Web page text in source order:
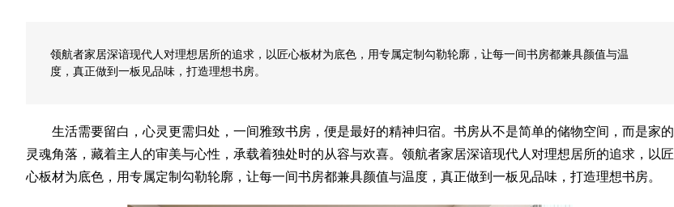
领航者家居深谙现代人对理想居所的追求，以匠心板材为底色，用专属定制勾勒轮廓，让每一间书房都兼具颜值与温
度，真正做到一板见品味，打造理想书房。
生活需要留白，心灵更需归处，一间雅致书房，便是最好的精神归宿。书房从不是简单的储物空间，而是家的
灵魂角落，藏着主人的审美与心性，承载着独处时的从容与欢喜。领航者家居深谙现代人对理想居所的追求，以匠
心板材为底色，用专属定制勾勒轮廓，让每一间书房都兼具颜值与温度，真正做到一板见品味，打造理想书房。